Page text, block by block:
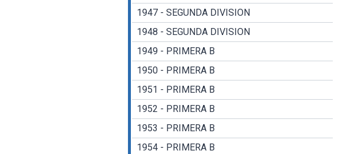
1947 - SEGUNDA DIVISION
1948 - SEGUNDA DIVISION
1949 - PRIMERA B
1950 - PRIMERA B
1951 - PRIMERA B
1952 - PRIMERA B
1953 - PRIMERA B
1954 - PRIMERA B